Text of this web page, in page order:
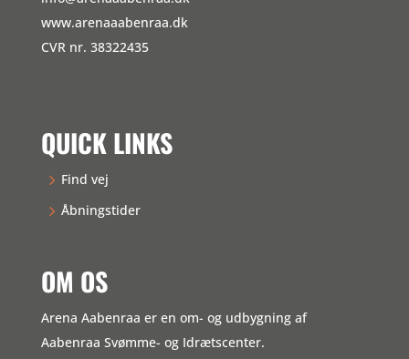
www.arenaaabenraa.dk
CVR nr. 38322435
QUICK LINKS
Find vej
Åbningstider
OM OS
Arena Aabenraa er en om- og udbygning af
Aabenraa Svømme- og Idrætscenter.